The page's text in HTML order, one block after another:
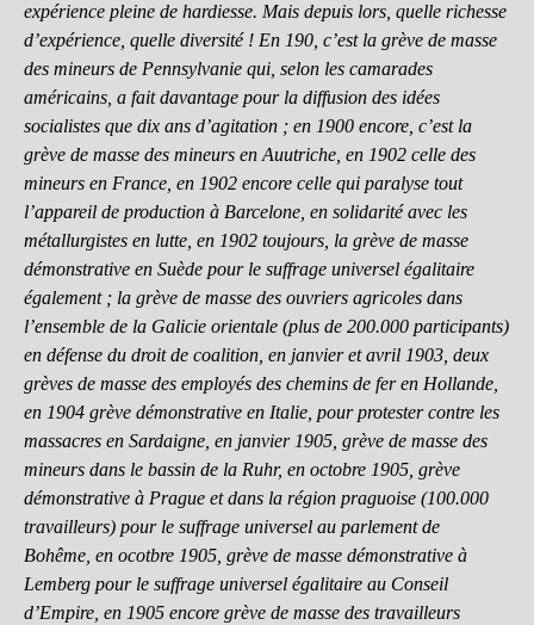
expérience pleine de hardiesse. Mais depuis lors, quelle richesse
d’expérience, quelle diversité ! En 190, c’est la grève de masse
des mineurs de Pennsylvanie qui, selon les camarades
américains, a fait davantage pour la diffusion des idées
socialistes que dix ans d’agitation ; en 1900 encore, c’est la
grève de masse des mineurs en Auutriche, en 1902 celle des
mineurs en France, en 1902 encore celle qui paralyse tout
l’appareil de production à Barcelone, en solidarité avec les
métallurgistes en lutte, en 1902 toujours, la grève de masse
démonstrative en Suède pour le suffrage universel égalitaire
également ; la grève de masse des ouvriers agricoles dans
l’ensemble de la Galicie orientale (plus de 200.000 participants)
en défense du droit de coalition, en janvier et avril 1903, deux
grèves de masse des employés des chemins de fer en Hollande,
en 1904 grève démonstrative en Italie, pour protester contre les
massacres en Sardaigne, en janvier 1905, grève de masse des
mineurs dans le bassin de la Ruhr, en octobre 1905, grève
démonstrative à Prague et dans la région praguoise (100.000
travailleurs) pour le suffrage universel au parlement de
Bohême, en ocotbre 1905, grève de masse démonstrative à
Lemberg pour le suffrage universel égalitaire au Conseil
d’Empire, en 1905 encore grève de masse des travailleurs